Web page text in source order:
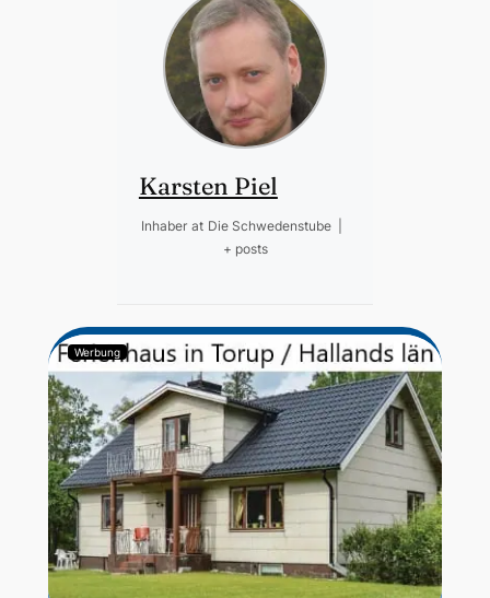
Karsten Piel
Inhaber at Die Schwedenstube
+ posts
Werbung